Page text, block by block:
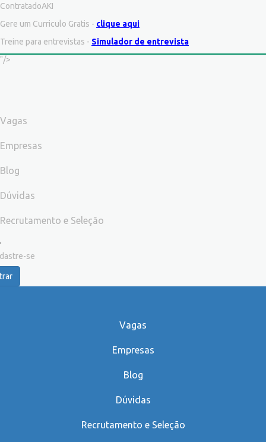
ContratadoAKI
Gere um Curriculo Gratis - clique aqui
Treine para entrevistas - Simulador de entrevista
"/>
Vagas
Empresas
Blog
Dúvidas
Recrutamento e Seleção
se
Vagas
Empresas
Blog
Dúvidas
Recrutamento e Seleção